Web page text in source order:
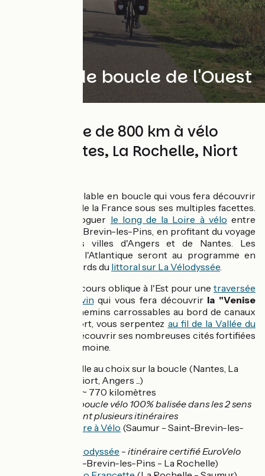
La grande boucle de l'Ouest
Une boucle de 800 km à vélo
entre Nantes, La Rochelle, Niort
Un itinéraire cyclable en boucle qui vous fera découvrir
le Grand Ouest de la France sous ses multiples facettes.
Vous pourrez voguer le long de la Loire à vélo entre
Saumur et Saint-Brevin-les-Pins, en profitant du voyage
pour visiter les villes d'Angers et de Nantes. Les
baignades dans l'Atlantique seront au programme en
pédalant aux abords du littoral sur La Vélodyssée.
À Marans, le parcours oblique à l'Est pour une traversée
du Marais Poitevin qui vous fera découvrir la "Venise
et ses chemins carrossables au bord de canaux
ombragés. À Niort, vous serpentez au fil de la Vallée du
pour y découvrir ses nombreuses cités fortifiées
et son petit patrimoine.
Ville au choix sur la boucle (Nantes, La
Rochelle, Niort, Angers ...)
~ 770 kilomètres
boucle vélo 100% balisée dans les 2 sens
/ empruntant plusieurs itinéraires
La Loire à Vélo (Saumur - Saint-Brevin-les-
La Vélodyssée - itinéraire certifié EuroVelo
(Saint-Brevin-les-Pins - La Rochelle)